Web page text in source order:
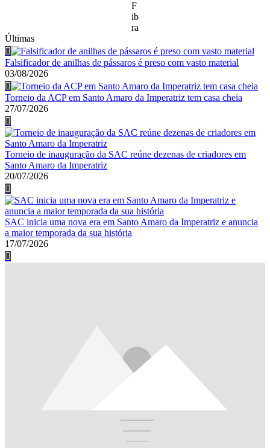
F
ib
ra
Últimas
Falsificador de anilhas de pássaros é preso com vasto material
03/08/2026
Torneio da ACP em Santo Amaro da Imperatriz tem casa cheia
27/07/2026
Torneio de inauguração da SAC reúne dezenas de criadores em
Santo Amaro da Imperatriz
20/07/2026
SAC inicia uma nova era em Santo Amaro da Imperatriz e anuncia
a maior temporada da sua história
17/07/2026